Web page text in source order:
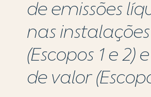
de emissões
nas
(Escopos 1 e 2)
de valor